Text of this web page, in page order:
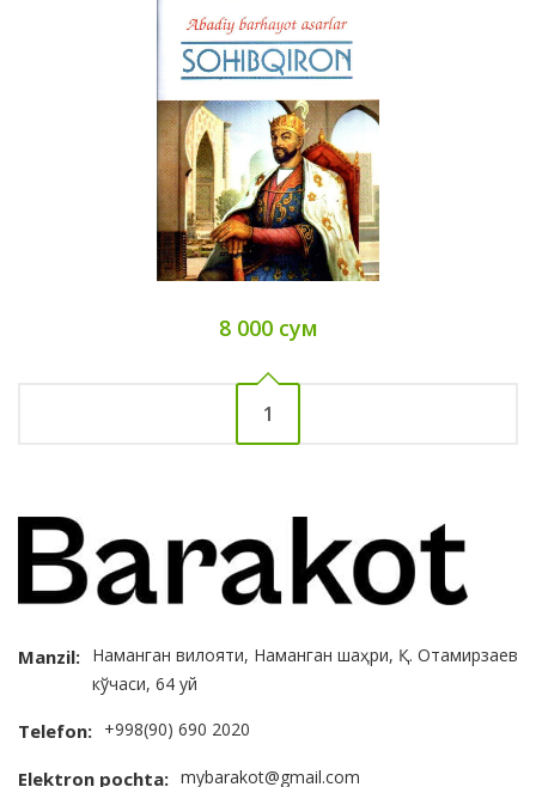
8 000 сум
1
Manzil: Наманган вилояти, Наманган шаҳри, Қ. Отамирзаев
кўчаси, 64 уй
Telefon: +998(90) 690 2020
Elektron pochta: mybarakot@gmail.com